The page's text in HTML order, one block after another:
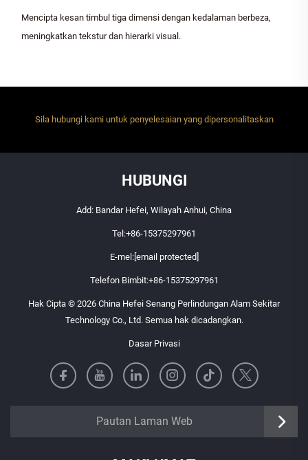
Mencipta kesan timbul tiga dimensi dengan kedalaman berbeza,
meningkatkan tekstur dan hierarki visual.
Sila hubungi kami untuk penyelesaian yang dipersonalitaskan
HUBUNGI
Add: Bandar Hefei, Wilayah Anhui, China
Tel:+86-15375297961
E-mel:[email protected]
Telefon Bimbit:+86-15375297961
Hak Cipta © 2026 China Hefei Senang Perlindungan Alam Sekitar
Technology Co., Ltd. Semua hak dicadangkan.
Dasar Privasi
Pautan Laman Web
https://senangbz.en.alibaba.com